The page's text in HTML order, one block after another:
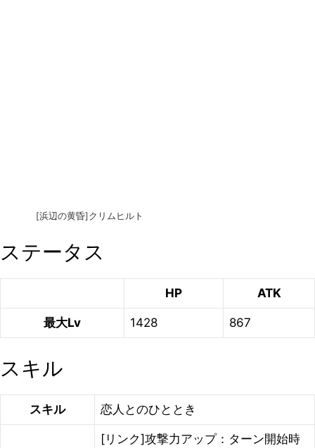
[浜辺の黄昏]クリムヒルト
ステータス
HP ATK
最大Lv 1428 867
スキル
スキル 恋人とのひととき
[リンク]攻撃力アップ：ターン開始時